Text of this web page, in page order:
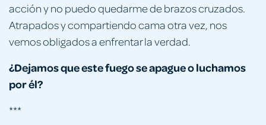
acción y no puedo quedarme de brazos cruzados.
Atrapados y compartiendo cama otra vez, nos
vemos obligados a enfrentar la verdad.
¿Dejamos que este fuego se apague o luchamos
por él?
***